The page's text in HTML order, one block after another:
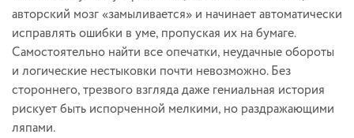
авторский мозг «замыливается» и начинает автоматически
исправлять ошибки в уме, пропуская их на бумаге.
Самостоятельно найти все опечатки, неудачные обороты
и логические нестыковки почти невозможно. Без
стороннего, трезвого взгляда даже гениальная история
рискует быть испорченной мелкими, но раздражающими
ляпами.